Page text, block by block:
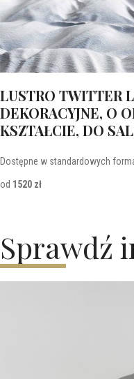
LUSTRO TWITTER
DEKORACYJNE, O
KSZTAŁCIE, DO
Dostępne w standardowych
od 1520 zł
Sprawdź